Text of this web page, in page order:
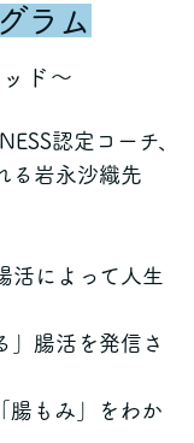
ラム
ド〜
認定コーチ、
る岩永沙織先
活によって人生
」腸活を発信さ
腸もみ」をわか